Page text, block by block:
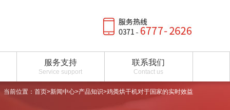
服务支持
Service support
联系我们
Contact us
当前位置： 首页>新闻中心>产品知识>鸡粪烘干机对于国家的实时效益